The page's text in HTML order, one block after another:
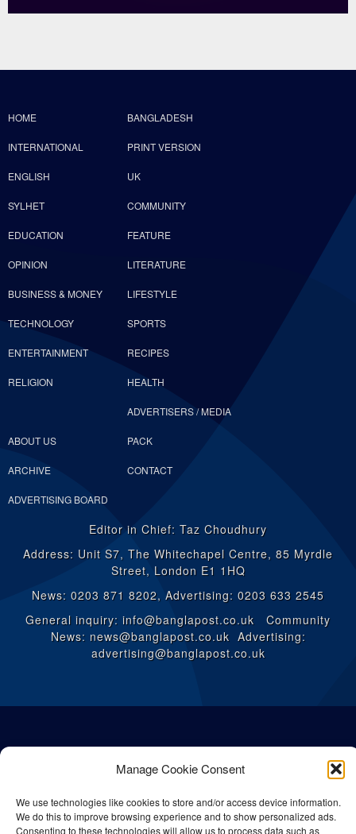
Manage Cookie Consent
We use technologies like cookies to store and/or access device information.
We do this to improve browsing experience and to show personalized ads.
Consenting to these technologies will allow us to process data such as
HOME BANGLADESH
INTERNATIONAL PRINT VERSION
ENGLISH UK
SYLHET COMMUNITY
EDUCATION FEATURE
OPINION LITERATURE
BUSINESS & MONEY LIFESTYLE
TECHNOLOGY SPORTS
ENTERTAINMENT RECIPES
RELIGION HEALTH
ABOUT US
ADVERTISERS / MEDIA
PACK
ARCHIVE CONTACT
ADVERTISING BOARD
Editor in Chief: Taz Choudhury
Address: Unit S7, The Whitechapel Centre, 85 Myrdle
Street, London E1 1HQ
News: 0203 871 8202, Advertising: 0203 633 2545
General inquiry: info@banglapost.co.uk Community
News: news@banglapost.co.uk Advertising:
advertising@banglapost.co.uk